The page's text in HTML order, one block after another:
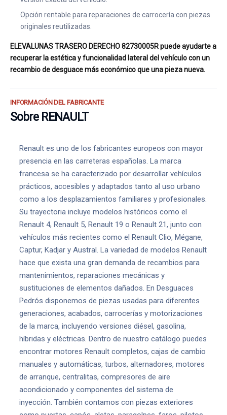
Opción rentable para reparaciones de carrocería con piezas
originales reutilizadas.
ELEVALUNAS TRASERO DERECHO 82730005R puede ayudarte a
recuperar la estética y funcionalidad lateral del vehículo con un
recambio de desguace más económico que una pieza nueva.
INFORMACIÓN DEL FABRICANTE
Sobre RENAULT
Renault es uno de los fabricantes europeos con mayor
presencia en las carreteras españolas. La marca
francesa se ha caracterizado por desarrollar vehículos
prácticos, accesibles y adaptados tanto al uso urbano
como a los desplazamientos familiares y profesionales.
Su trayectoria incluye modelos históricos como el
Renault 4, Renault 5, Renault 19 o Renault 21, junto con
vehículos más recientes como el Renault Clio, Mégane,
Captur, Kadjar y Austral. La variedad de modelos Renault
hace que exista una gran demanda de recambios para
mantenimientos, reparaciones mecánicas y
sustituciones de elementos dañados. En Desguaces
Pedrós disponemos de piezas usadas para diferentes
generaciones, acabados, carrocerías y motorizaciones
de la marca, incluyendo versiones diésel, gasolina,
híbridas y eléctricas. Dentro de nuestro catálogo puedes
encontrar motores Renault completos, cajas de cambio
manuales y automáticas, turbos, alternadores, motores
de arranque, centralitas, compresores de aire
acondicionado y componentes del sistema de
inyección. También contamos con piezas exteriores